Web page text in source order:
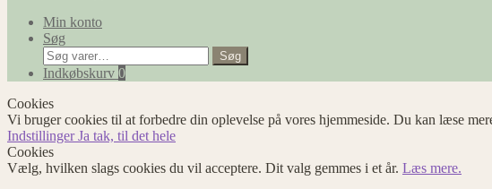
Min konto
Søg
Søg
efter:
Søg
Indkøbskurv 0
Cookies
Vi bruger cookies til at forbedre din oplevelse på vores hjemmeside. Du kan læse
IndstillingerJa tak, til det hele
Cookies
Vælg, hvilken slags cookies du vil acceptere. Dit valg gemmes i et år. Læs mere.